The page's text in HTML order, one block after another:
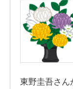
東野圭吾さん